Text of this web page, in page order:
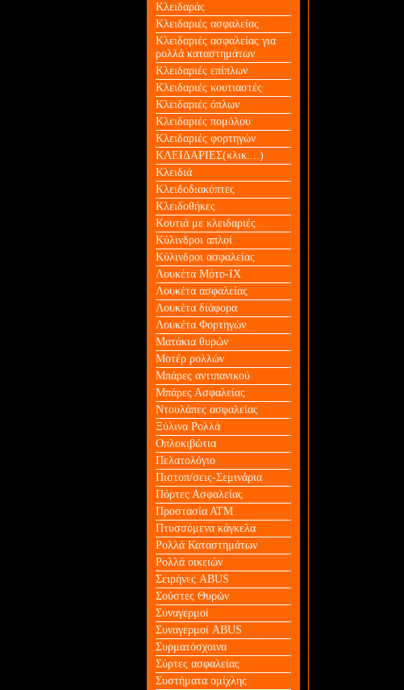
Κλειδαράς
Κλειδαριές ασφαλείας
Κλειδαριές ασφαλείας για
ρολλά καταστημάτων
Κλειδαριές επίπλων
Κλειδαριές κουτιαστές
Κλειδαριές όπλων
Κλειδαριές πομόλου
Κλειδαριές φορτηγών
ΚΛΕΙΔΑΡΙΕΣ(κλικ....)
Κλειδιά
Κλειδοδιακόπτες
Κλειδοθήκες
Κουτιά με κλειδαριές
Κύλινδροι απλοί
Κύλινδροι ασφαλείας
Λουκέτα Mότο-ΙΧ
Λουκέτα ασφαλείας
Λουκέτα διάφορα
Λουκέτα Φορτηγών
Ματάκια θυρών
Μοτέρ ρολλών
Μπάρες αντιπανικού
Μπάρες Ασφαλείας
Ντουλάπες ασφαλείας
Ξύλινα Ρολλά
Οπλοκιβώτια
Πελατολόγιο
Πιστοπ/σεις-Σεμινάρια
Πόρτες Ασφαλείας
Προστασία ΑΤΜ
Πτυσσόμενα κάγκελα
Ρολλά Καταστημάτων
Ρολλά οικειών
Σειρήνες ABUS
Σούστες Θυρών
Συναγερμοί
Συναγερμοί ABUS
Συρματόσχοινα
Σύρτες ασφαλείας
Συστήματα ομίχλης